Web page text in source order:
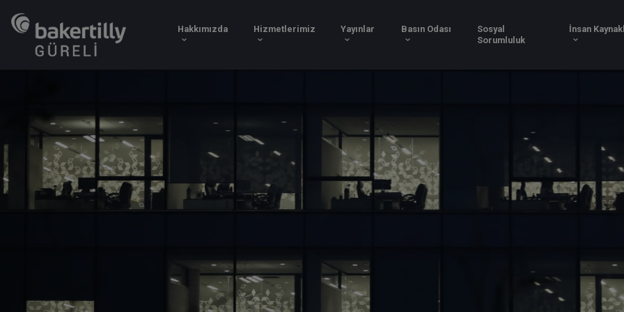
Hakkımızda Hizmetlerimiz Yayınlar Basın Odası